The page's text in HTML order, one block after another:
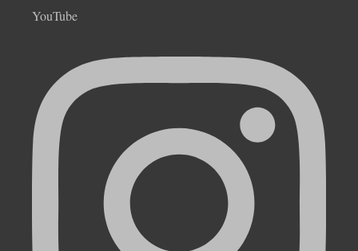
YouTube